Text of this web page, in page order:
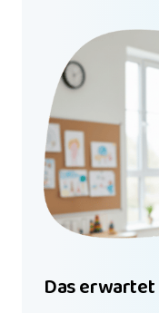
Das erwartet